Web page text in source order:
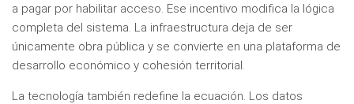
a pagar por habilitar acceso. Ese incentivo modifica la lógica
completa del sistema. La infraestructura deja de ser
únicamente obra pública y se convierte en una plataforma de
desarrollo económico y cohesión territorial.
La tecnología también redefine la ecuación. Los datos